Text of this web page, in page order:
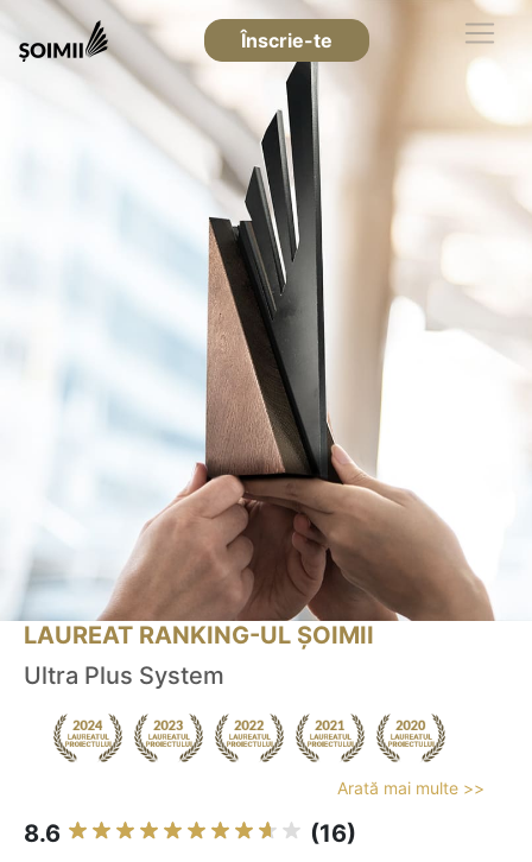
Înscrie-te
LAUREAT RANKING-UL ȘOIMII
Ultra Plus System
Arată mai multe >>
8.6 (16)